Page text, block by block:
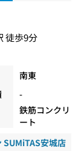
徒歩9分
南東
-
鉄筋コンクリ
ート
SUMiTAS安城店